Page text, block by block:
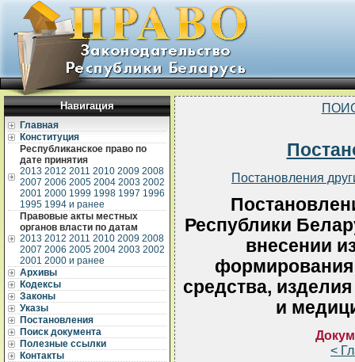
Навигация
Главная
Конституция
Республиканское право по
дате принятия
2013 2012 2011 2010 2009 2008
2007 2006 2005 2004 2003 2002
2001 2000 1999 1998 1997 1996
1995 1994 и ранее
Правовые акты местных
органов власти по датам
2013 2012 2011 2010 2009 2008
2007 2006 2005 2004 2003 2002
2001 2000 и ранее
Архивы
Кодексы
Законы
Указы
Постановления
Поиск документа
Полезные ссылки
Контакты
Постановления
Республики
внесении
формирования
средства,
и
<